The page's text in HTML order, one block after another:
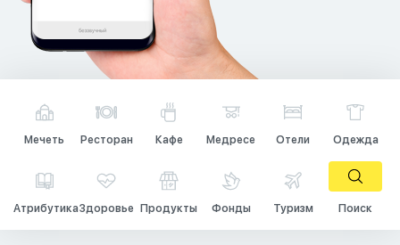
Мечеть Ресторан Кафе Медресе Отели Одежда
АтрибутикаЗдоровье Продукты Фонды Туризм Поиск